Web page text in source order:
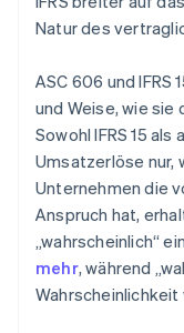
Natur des
ASC 606 und IFRS
und Weise, wie sie
Sowohl IFRS 15
Umsatzerlöse nur,
Unternehmen die
Anspruch hat,
„wahrscheinlich“
mehr, während